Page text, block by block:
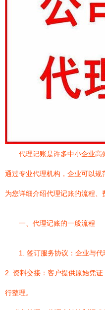
代理记账是许多中小企业高
通过专业代理机构，企业可以
为您详细介绍代理记账的流程、
一、代理记账的一般流程
1. 签订服务协议：企业与代
2. 资料交接：客户提供原始凭
行整理。